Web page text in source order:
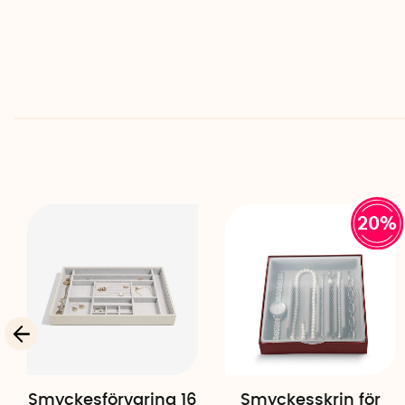
Smyckesförvaring 16
20%
Smyckesskrin för